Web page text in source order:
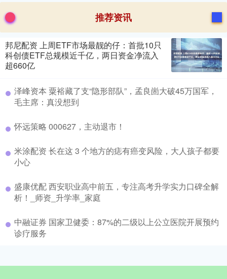
推荐资讯
邦尼配资 上周ETF市场最靓的仔：首批10只
科创债ETF总规模近千亿，两日资金净流入
超660亿
泽峰资本 粟裕藏了支“隐形部队”，孟良崮大破45万国军，
毛主席：真没想到
怀远策略 000627，主动退市！
米涂配资 长在这 3 个地方的痣有癌变风险，大人孩子都要
小心
盛康优配 西安职业高中前五，专注高考升学实力口碑全解
析！_师资_升学率_家庭
中融证券 国家卫健委：87%的二级以上公立医院开展预约
诊疗服务